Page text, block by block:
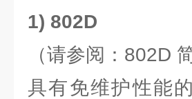
1) 802D
（请参阅：802D
具有免维护性能